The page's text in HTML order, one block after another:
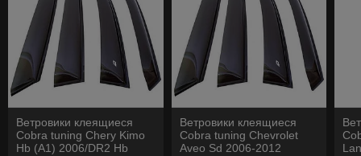
Ветровики клеящиеся
Cobra tuning Chery Kimo
Hb (A1) 2006/DR2 Hb
Ветровики клеящиеся
Cobra tuning Chevrolet
Aveo Sd 2006-2012